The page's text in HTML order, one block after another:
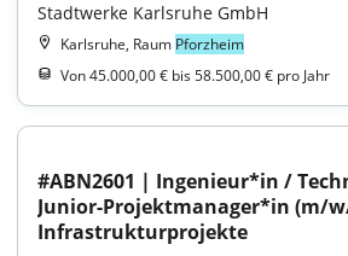
Stadtwerke Karlsruhe GmbH
Karlsruhe, Raum Pforzheim
Von 45.000,00 € bis 58.500,00 € pro Jahr
#ABN2601 | Ingenieur*in /
Junior-Projektmanager*in (m/
Infrastrukturprojekte